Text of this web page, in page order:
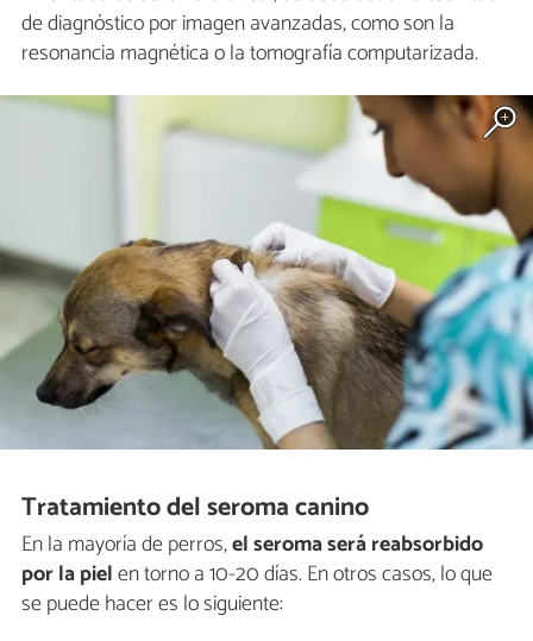
de diagnóstico por imagen avanzadas, como son la
resonancia magnética o la tomografía computarizada.
Tratamiento del seroma canino
En la mayoría de perros,el seroma será reabsorbido
por la pielen torno a 10-20 días. En otros casos, lo que
se puede hacer es lo siguiente: